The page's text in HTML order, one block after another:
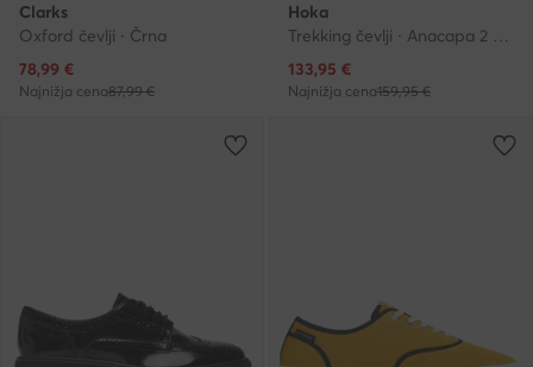
Clarks
Oxford čevlji · Črna
Trenutna cena
78,99 €
Najnižja cena87,99 €
Hoka
Trekking čevlji · Anacapa 2 Low GTX GORE-TEX 1141632 · Črna
Trenutna cena
133,95 €
Najnižja cena159,95 €